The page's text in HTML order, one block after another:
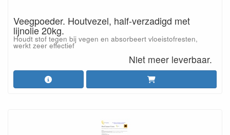
Veegpoeder. Houtvezel, half-verzadigd met
lijnolie 20kg.
Houdt stof tegen bij vegen en absorbeert vloeistofresten,
werkt zeer effectief
Niet meer leverbaar.